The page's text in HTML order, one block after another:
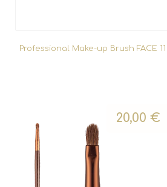
Professional Make-up Brush FACE 11
20,00€